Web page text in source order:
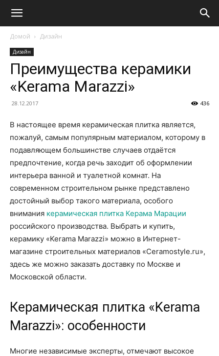
Домой Дизайн
Дизайн
Преимущества керамики
«Kerama Marazzi»
28.12.2017 436
В настоящее время керамическая плитка является,
пожалуй, самым популярным материалом, которому в
подавляющем большинстве случаев отдаётся
предпочтение, когда речь заходит об оформлении
интерьера ванной и туалетной комнат. На
современном строительном рынке представлено
достойный выбор такого материала, особого
внимания керамическая плитка Керама Марации
российского производства. Выбрать и купить,
керамику «Kerama Marazzi» можно в Интернет-
магазине строительных материалов «Ceramostyle.ru»,
здесь же можно заказать доставку по Москве и
Московской области.
Керамическая плитка «Kerama
Marazzi»: особенности
Многие независимые эксперты, отмечают высокое